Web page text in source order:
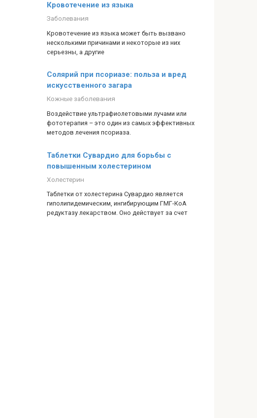
Кровотечение из языка
Заболевания
Кровотечение из языка может быть вызвано
несколькими причинами и некоторые из них
серьезны, а другие
Солярий при псориазе: польза и вред
искусственного загара
Кожные заболевания
Воздействие ультрафиолетовыми лучами или
фототерапия – это один из самых эффективных
методов лечения псориаза.
Таблетки Сувардио для борьбы с
повышенным холестерином
Холестерин
Таблетки от холестерина Сувардио является
гиполипидемическим, ингибирующим ГМГ-КоА
редуктазу лекарством. Оно действует за счет